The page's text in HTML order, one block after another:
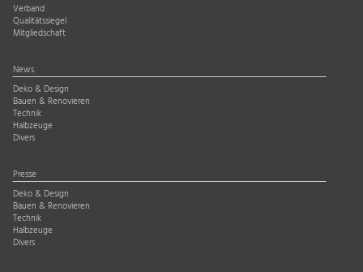
Verband
Qualitätssiegel
Mitgliedschaft
News
Deko & Design
Bauen & Renovieren
Technik
Halbzeuge
Divers
Presse
Deko & Design
Bauen & Renovieren
Technik
Halbzeuge
Divers